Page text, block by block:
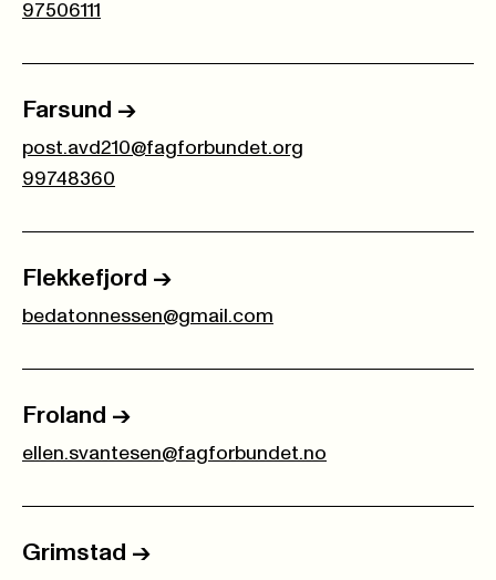
97506111
Farsund ->
post.avd210@fagforbundet.org
99748360
Flekkefjord ->
bedatonnessen@gmail.com
Froland ->
ellen.svantesen@fagforbundet.no
Grimstad ->